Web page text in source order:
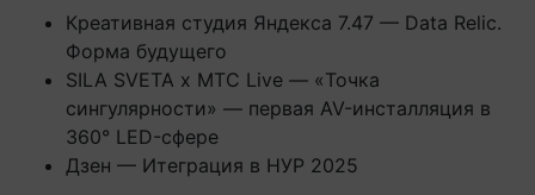
Креативная студия Яндекса 7.47 — Data Relic.
Форма будущего
SILA SVETA x МТС Live — «Точка
сингулярности» — первая AV-инсталляция в
360° LED-сфере
Дзен — Итеграция в НУР 2025